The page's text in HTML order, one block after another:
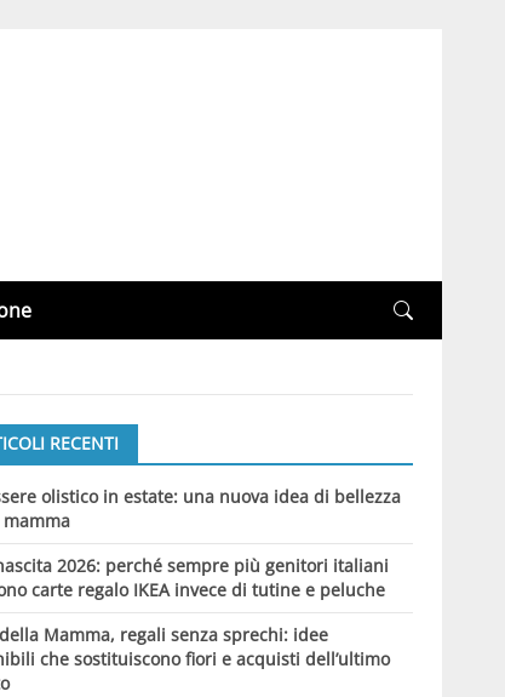
RECENTI
olistico in estate: una nuova idea di bellezza
2026: perché sempre più genitori italiani
carte regalo IKEA invece di tutine e peluche
Mamma, regali senza sprechi: idee
che sostituiscono fiori e acquisti dell’ultimo